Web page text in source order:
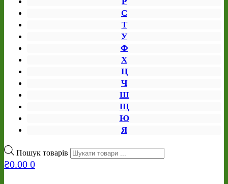
С
Т
У
Ф
Х
Ц
Ч
Ш
Щ
Ю
Я
Пошук товарів
₴0.00 0